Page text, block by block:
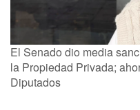
El Senado dio media
la Propiedad Privada;
Diputados